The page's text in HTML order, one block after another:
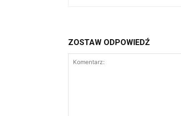
ZOSTAW ODPOWIEDŹ